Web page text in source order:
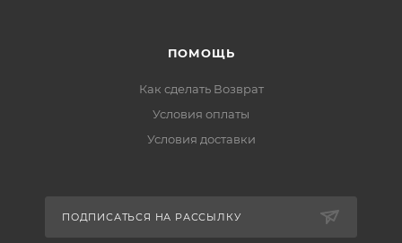
ПОМОЩЬ
Как сделать Возврат
Условия оплаты
Условия доставки
ПОДПИСАТЬСЯ НА РАССЫЛКУ